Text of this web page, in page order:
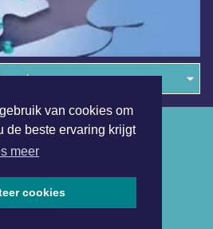
van cookies om
de beste ervaring krijgt
meer
cookies
regio